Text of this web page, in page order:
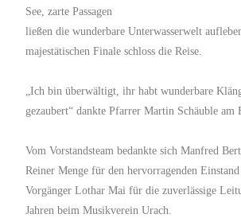
See, zarte Passagen
ließen die wunderbare Unterwasserwelt
majestätischen Finale schloss die Reise.
„Ich bin überwältigt, ihr habt wunderbare
gezaubert“ dankte Pfarrer Martin Schäuble am
Vom Vorstandsteam bedankte sich Manfred
Reiner Menge für den hervorragenden
Vorgänger Lothar Mai für die zuverlässige
Jahren beim Musikverein Urach.